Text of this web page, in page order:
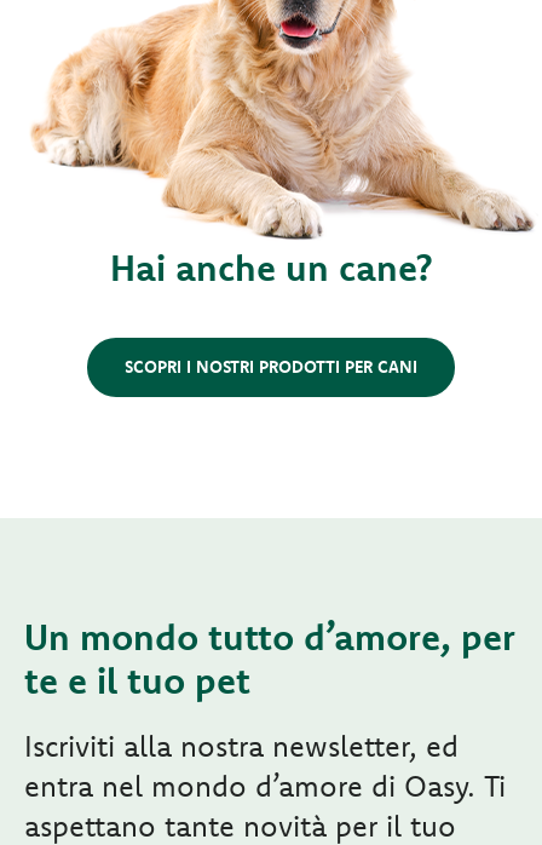
Hai anche un cane?
SCOPRI I NOSTRI PRODOTTI PER CANI
Un mondo tutto d’amore, per
te e il tuo pet
Iscriviti alla nostra newsletter, ed
entra nel mondo d’amore di Oasy. Ti
aspettano tante novità per il tuo